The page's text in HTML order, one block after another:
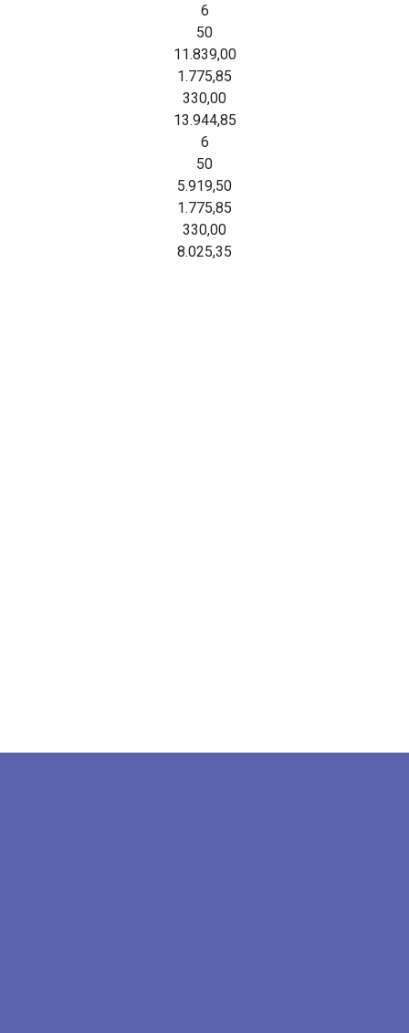
6
50
11.839,00
1.775,85
330,00
13.944,85
6
50
5.919,50
1.775,85
330,00
8.025,35